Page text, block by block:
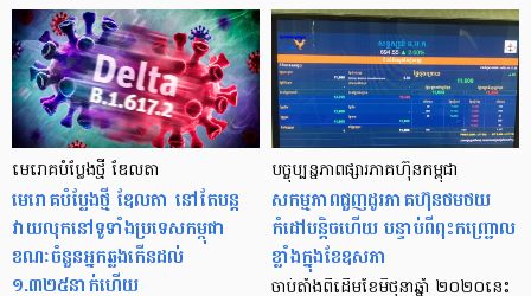
មេរោគបំប្លែងថ្មី ឌែលតា
មេរោគបំប្លែងថ្មី ឌែលតា នៅតែបន្ត
វាយលុកនៅទូទាំងប្រទេសកម្ពុជា
ខណៈចំនួនអ្នកឆ្លងកើនដល់
១.៣២៥នាក់ហើយ
បច្ចុប្បន្នភាព​ផ្សារភាគហ៊ុន​កម្ពុជា
សកម្មភាពជួញដូរភាគហ៊ុនថមថយ
កំដៅបន្តិចហើយ បន្ទាប់ពីពុះកញ្ជ្រោល
ខ្លាំងក្នុងខែឧសភា
ចាប់តាំងពីដើមខែមិថុនាឆ្នាំ ២០២០នេះ